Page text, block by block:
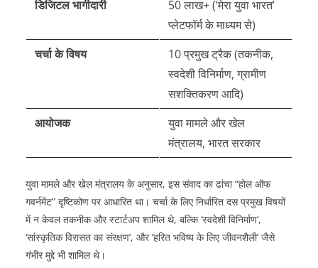
डिजिटल भागीदारी
50 लाख+ (‘मेरा युवा भारत’
प्लेटफॉर्म के माध्यम से)
चर्चा के विषय
10 प्रमुख ट्रैक (तकनीक,
स्वदेशी विनिर्माण, ग्रामीण
सशक्तिकरण आदि)
आयोजक
युवा मामले और खेल
मंत्रालय, भारत सरकार
युवा मामले और खेल मंत्रालय के अनुसार, इस संवाद का ढांचा “होल ऑफ
गवर्नमेंट” दृष्टिकोण पर आधारित था। चर्चा के लिए निर्धारित दस प्रमुख विषयों
में न केवल तकनीक और स्टार्टअप शामिल थे, बल्कि ‘स्वदेशी विनिर्माण’,
‘सांस्कृतिक विरासत का संरक्षण’, और ‘हरित भविष्य के लिए जीवनशैली’ जैसे
गंभीर मुद्दे भी शामिल थे।